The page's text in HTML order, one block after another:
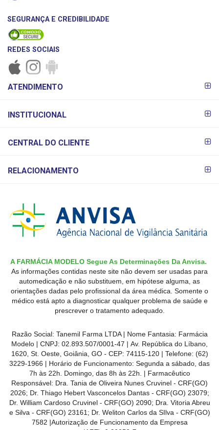
SEGURANÇA E CREDIBILIDADE
REDES SOCIAIS
PAGAMENTO
ATENDIMENTO
INSTITUCIONAL
CENTRAL DO CLIENTE
RELACIONAMENTO
A FARMÁCIA MODELO Segue As Determinações Da Anvisa.
As informações contidas neste site não devem ser usadas para
automedicação e não substituem, em hipótese alguma, as
orientações dadas pelo profissional da área médica. Somente o
médico está apto a diagnosticar qualquer problema de saúde e
prescrever o tratamento adequado.
Razão Social: Tanemil Farma LTDA | Nome Fantasia: Farmácia
Modelo | CNPJ: 02.893.507/0001-47 | Av. República do Líbano,
1620, St. Oeste, Goiânia, GO - CEP: 74115-120 | Telefone: (62)
3229-1966 | Horário de Funcionamento: Segunda a sábado, das
7h às 22h. Domingo, das 8h às 22h. | Farmacêutico
Responsável: Dra. Tania de Oliveira Nunes Cruvinel - CRF(GO)
2026; Dr. Thiago Hebert Vasconcelos Dantas - CRF(GO) 23079;
Dr. William Cardoso Cruvinel - CRF(GO) 2090; Dra. Vitoria Abreu
e Silva - CRF(GO) 23161; Dr. Weliton Carlos da SIlva - CRF(GO)
7582 |Autorização de Funcionamento da Empresa